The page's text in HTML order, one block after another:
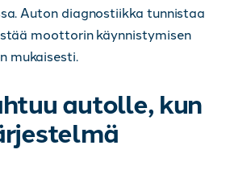
Auton diagnostiikka tunnistaa
moottorin käynnistymisen
mukaisesti.
autolle, kun